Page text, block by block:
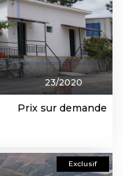
23/2020
Prix sur demande
Exclusif